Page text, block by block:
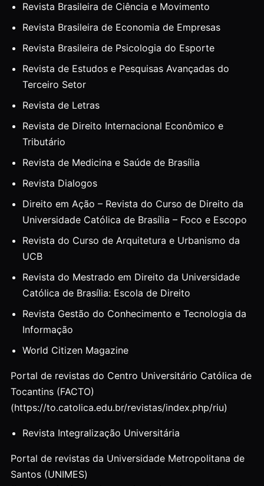
Revista Brasileira de Ciência e Movimento
Revista Brasileira de Economia de Empresas
Revista Brasileira de Psicologia do Esporte
Revista de Estudos e Pesquisas Avançadas do
Terceiro Setor
Revista de Letras
Revista de Direito Internacional Econômico e
Tributário
Revista de Medicina e Saúde de Brasília
Revista Dialogos
Direito em Ação – Revista do Curso de Direito da
Universidade Católica de Brasília – Foco e Escopo
Revista do Curso de Arquitetura e Urbanismo da
UCB
Revista do Mestrado em Direito da Universidade
Católica de Brasília: Escola de Direito
Revista Gestão do Conhecimento e Tecnologia da
Informação
World Citizen Magazine
Portal de revistas do Centro Universitário Católica de
Tocantins (FACTO)
(https://to.catolica.edu.br/revistas/index.php/riu)
Revista Integralização Universitária
Portal de revistas da Universidade Metropolitana de
Santos (UNIMES)